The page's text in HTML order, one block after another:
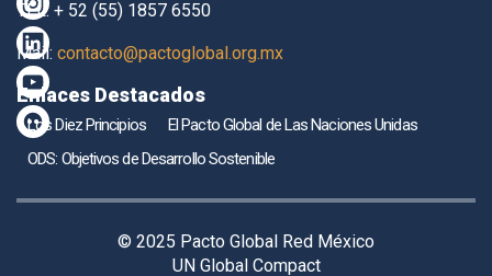
TEL. + 52 (55) 1857 6550
Mail: contacto@pactoglobal.org.mx
Enlaces Destacados
Los Diez Principios
El Pacto Global de Las Naciones Unidas
ODS: Objetivos de Desarrollo Sostenible
© 2025 Pacto Global Red México
UN Global Compact